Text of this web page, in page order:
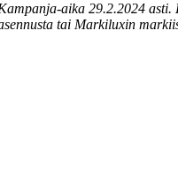
aika 29.2.2024 asti.
tai Markiluxin